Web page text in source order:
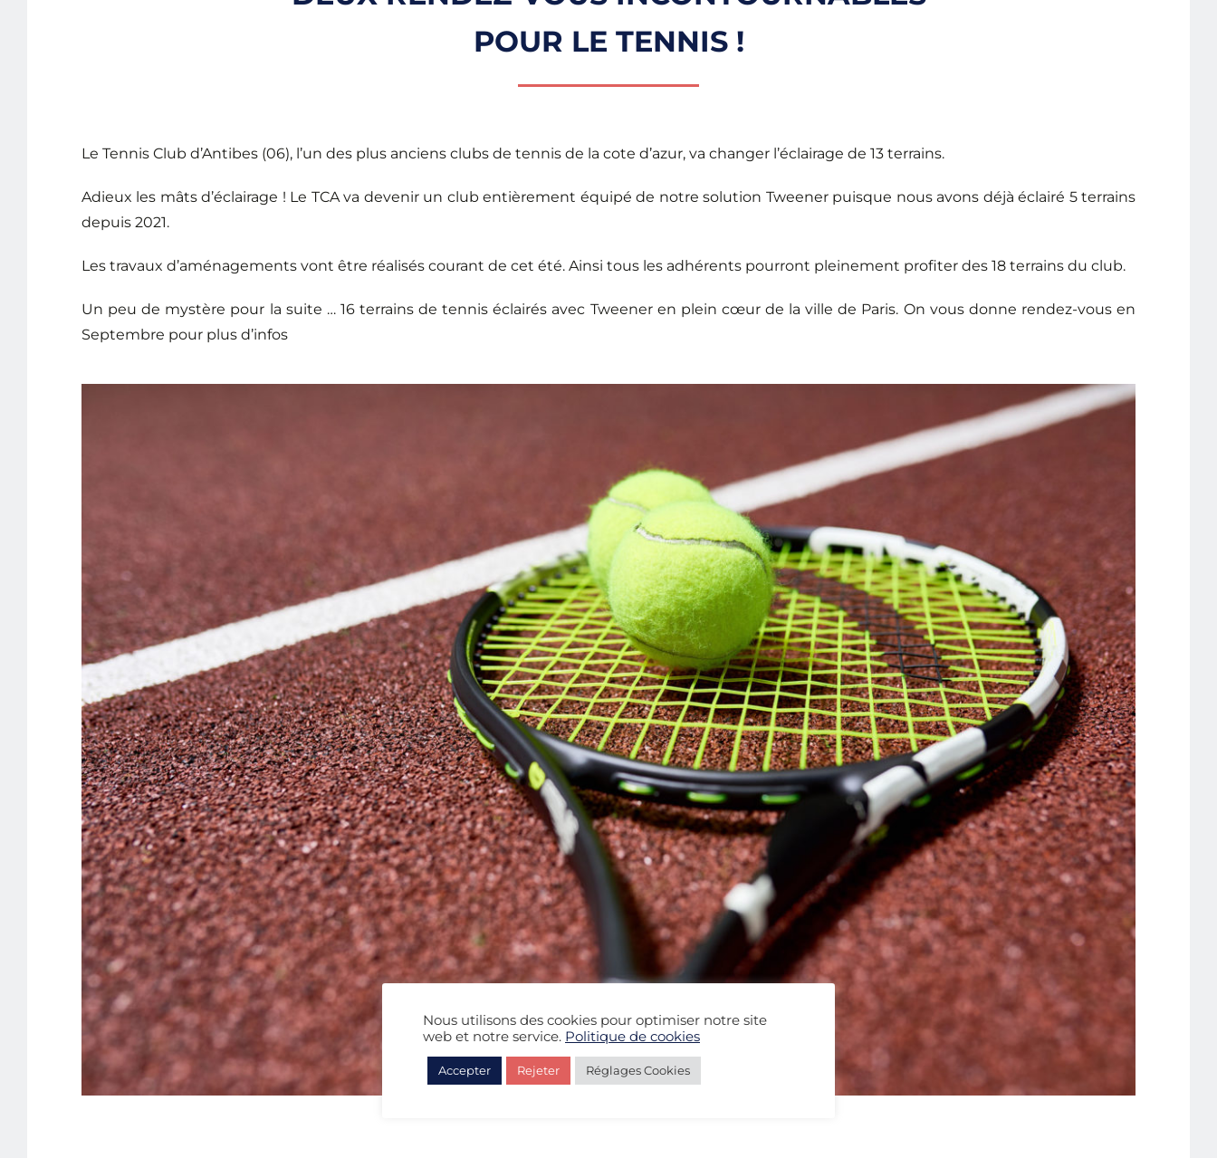
POUR LE TENNIS !
Le Tennis Club d’Antibes (06), l’un des plus anciens clubs de tennis de la cote d’azur, va changer l’éclairage de 13 terrains.
Adieux les mâts d’éclairage ! Le TCA va devenir un club entièrement équipé de notre solution Tweener puisque nous avons déjà éclairé 5 terrains
depuis 2021.
Les travaux d’aménagements vont être réalisés courant de cet été. Ainsi tous les adhérents pourront pleinement profiter des 18 terrains du club.
Un peu de mystère pour la suite … 16 terrains de tennis éclairés avec Tweener en plein cœur de la ville de Paris. On vous donne rendez-vous en
Septembre pour plus d’infos
Nous utilisons des cookies pour optimiser notre site
web et notre service. Politique de cookies
Accepter Rejeter Réglages Cookies